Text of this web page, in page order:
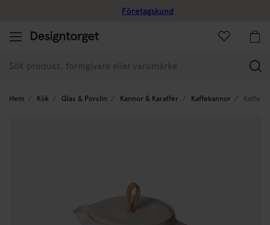
Företagskund
Hem Kök Glas & Porslin Kannor & Karaffer Kaffekannor